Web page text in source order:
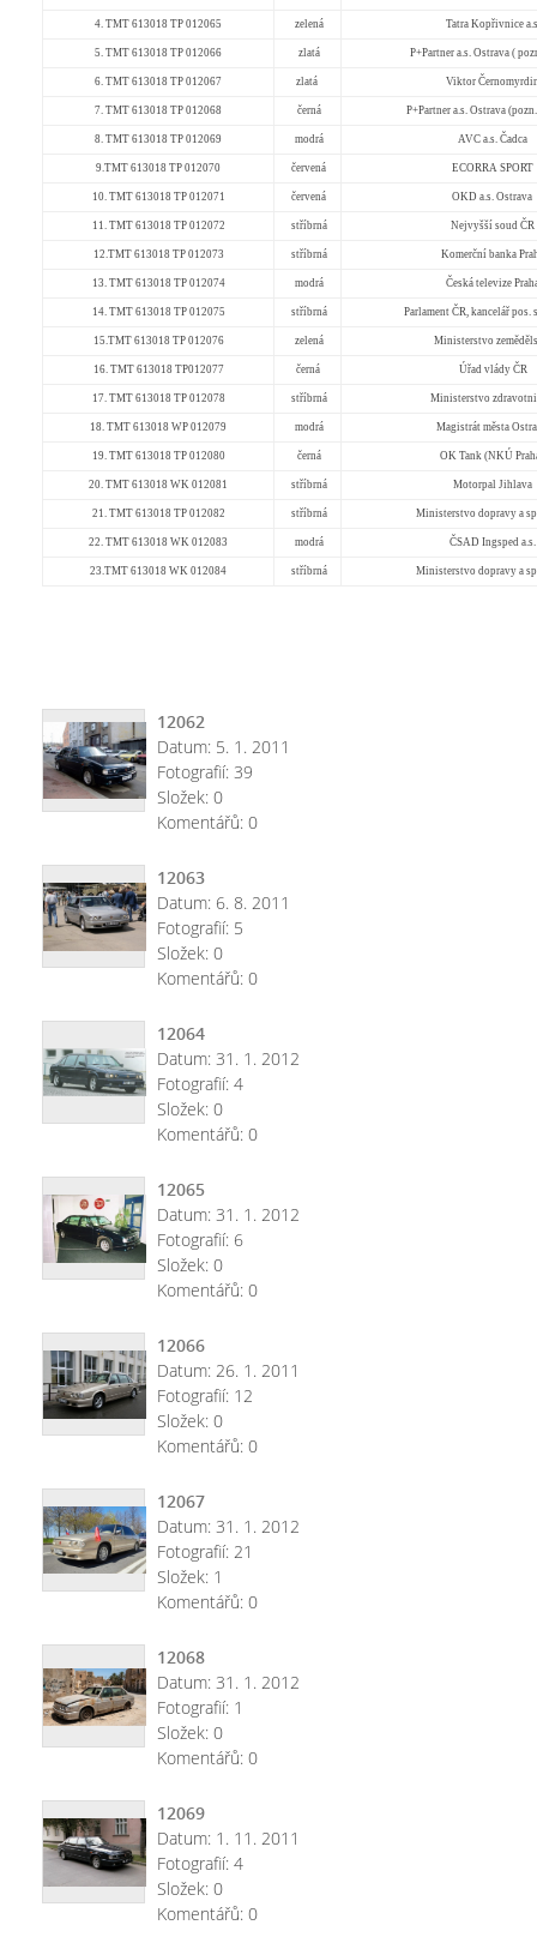
4. TMT 613018 TP 012065 zelená Tatra Kopřivnice a.s
5. TMT 613018 TP 012066 zlatá P+Partner a.s. Ostrava (
6. TMT 613018 TP 012067 zlatá Viktor
7. TMT 613018 TP 012068 černá P+Partner a.s. Ostrava
8. TMT 613018 TP 012069 modrá AVC a.s. Čadca
9.TMT 613018 TP 012070 červená ECORRA SPORT
10. TMT 613018 TP 012071 červená OKD a.s. Ostrava
11. TMT 613018 TP 012072 stříbrná Nejvyšší soud ČR
12.TMT 613018 TP 012073 stříbrná Komerční banka
13. TMT 613018 TP 012074 modrá Česká televize
14. TMT 613018 TP 012075 stříbrná Parlament ČR, kancelář pos.
15.TMT 613018 TP 012076 zelená Ministerstvo
16. TMT 613018 TP012077 černá Úřad vlády ČR
17. TMT 613018 TP 012078 stříbrná Ministerstvo
18. TMT 613018 WP 012079 modrá Magistrát města
19. TMT 613018 TP 012080 černá OK Tank (NKÚ
20. TMT 613018 WK 012081 stříbrná Motorpal Jihlava
21. TMT 613018 TP 012082 stříbrná Ministerstvo dopravy a
22. TMT 613018 WK 012083 modrá ČSAD Ingsped a.s.
23.TMT 613018 WK 012084 stříbrná Ministerstvo dopravy a
12062
Datum: 5. 1. 2011
Fotografií: 39
Složek: 0
Komentářů: 0
12063
Datum: 6. 8. 2011
Fotografií: 5
Složek: 0
Komentářů: 0
12064
Datum: 31. 1. 2012
Fotografií: 4
Složek: 0
Komentářů: 0
12065
Datum: 31. 1. 2012
Fotografií: 6
Složek: 0
Komentářů: 0
12066
Datum: 26. 1. 2011
Fotografií: 12
Složek: 0
Komentářů: 0
12067
Datum: 31. 1. 2012
Fotografií: 21
Složek: 1
Komentářů: 0
12068
Datum: 31. 1. 2012
Fotografií: 1
Složek: 0
Komentářů: 0
12069
Datum: 1. 11. 2011
Fotografií: 4
Složek: 0
Komentářů: 0